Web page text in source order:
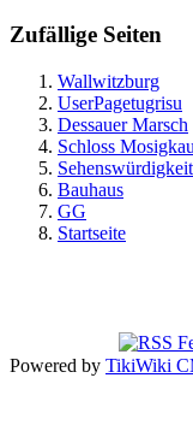
Zufällige Seiten
Wallwitzburg
UserPagetugrisu
Dessauer Marsch
Schloss Mosigkau
Bauhaus
GG
Startseite
Powered by TikiWiki